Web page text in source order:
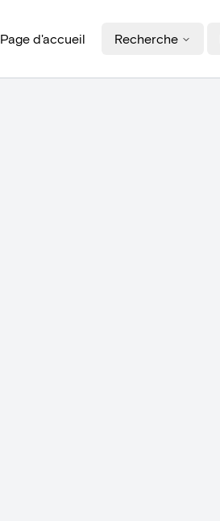
Page d'accueil Recherche